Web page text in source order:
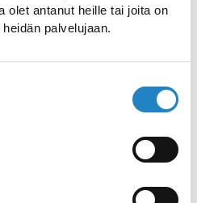
olet antanut heille tai joita on
palvelujaan.
and Saimaa
(or seven)